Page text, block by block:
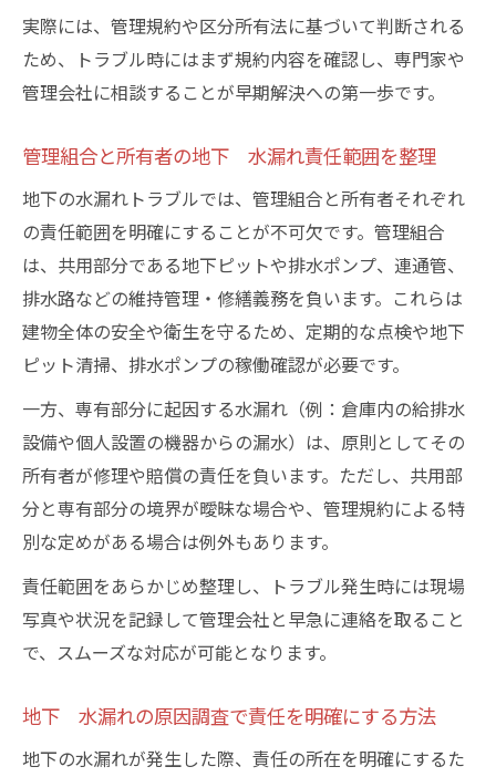
実際には、管理規約や区分所有法に基づいて判断される
ため、トラブル時にはまず規約内容を確認し、専門家や
管理会社に相談することが早期解決への第一歩です。
管理組合と所有者の地下 水漏れ責任範囲を整理
地下の水漏れトラブルでは、管理組合と所有者それぞれ
の責任範囲を明確にすることが不可欠です。管理組合
は、共用部分である地下ピットや排水ポンプ、連通管、
排水路などの維持管理・修繕義務を負います。これらは
建物全体の安全や衛生を守るため、定期的な点検や地下
ピット清掃、排水ポンプの稼働確認が必要です。
一方、専有部分に起因する水漏れ（例：倉庫内の給排水
設備や個人設置の機器からの漏水）は、原則としてその
所有者が修理や賠償の責任を負います。ただし、共用部
分と専有部分の境界が曖昧な場合や、管理規約による特
別な定めがある場合は例外もあります。
責任範囲をあらかじめ整理し、トラブル発生時には現場
写真や状況を記録して管理会社と早急に連絡を取ること
で、スムーズな対応が可能となります。
地下 水漏れの原因調査で責任を明確にする方法
地下の水漏れが発生した際、責任の所在を明確にするた